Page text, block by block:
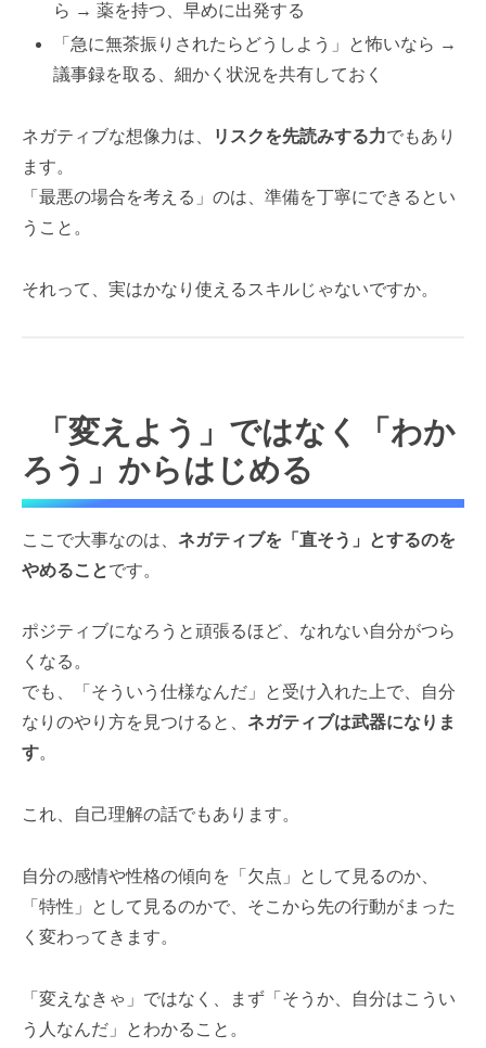
ら → 薬を持つ、早めに出発する
「急に無茶振りされたらどうしよう」と怖いなら →
議事録を取る、細かく状況を共有しておく
ネガティブな想像力は、 リスクを先読みする力でもあり
ます。
「最悪の場合を考える」のは、準備を丁寧にできるとい
うこと。
それって、実はかなり使えるスキルじゃないですか。
「変えよう」ではなく「わか
ろう」からはじめる
ここで大事なのは、 ネガティブを「直そう」とするのを
やめることです。
ポジティブになろうと頑張るほど、なれない自分がつら
くなる。
でも、「そういう仕様なんだ」と受け入れた上で、自分
なりのやり方を見つけると、 ネガティブは武器になりま
す。
これ、自己理解の話でもあります。
自分の感情や性格の傾向を「欠点」として見るのか、
「特性」として見るのかで、そこから先の行動がまった
く変わってきます。
「変えなきゃ」ではなく、まず「そうか、自分はこうい
う人なんだ」とわかること。